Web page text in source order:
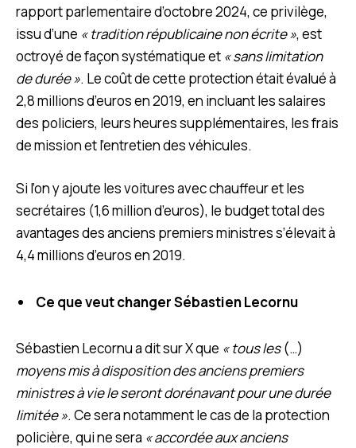
rapport parlementaire d’octobre 2024, ce privilège,
issu d’une « tradition républicaine non écrite », est
octroyé de façon systématique et « sans limitation
de durée ». Le coût de cette protection était évalué à
2,8 millions d’euros en 2019, en incluant les salaires
des policiers, leurs heures supplémentaires, les frais
de mission et l’entretien des véhicules.
Si l’on y ajoute les voitures avec chauffeur et les
secrétaires (1,6 million d’euros), le budget total des
avantages des anciens premiers ministres s’élevait à
4,4 millions d’euros en 2019.
Ce que veut changer Sébastien Lecornu
Sébastien Lecornu a dit sur X que « tous les(…)
moyens mis à disposition des anciens premiers
ministres à vie le seront dorénavant pour une durée
limitée ». Ce sera notamment le cas de la protection
policière, qui ne sera « accordée aux anciens